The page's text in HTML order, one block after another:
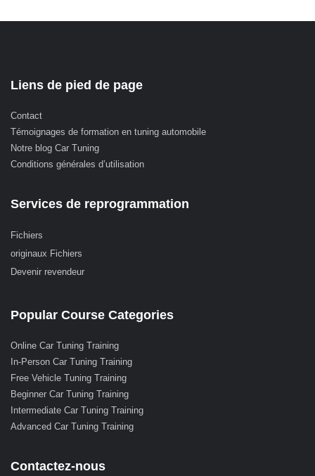
Liens de pied de page
Contact
Témoignages de formation en tuning automobile
Notre blog Car Tuning
Conditions générales d’utilisation
Services de reprogrammation
Fichiers
originaux Fichiers
Devenir revendeur
Popular Course Categories
Online Car Tuning Training
In-Person Car Tuning Training
Free Vehicle Tuning Training
Beginner Car Tuning Training
Intermediate Car Tuning Training
Advanced Car Tuning Training
Contactez-nous